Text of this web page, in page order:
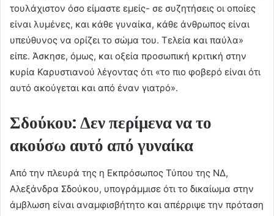
τουλάχιστον όσο είμαστε εμείς- σε συζητήσεις οι οποίες
είναι λυμένες, και κάθε γυναίκα, κάθε άνθρωπος είναι
υπεύθυνος να ορίζει το σώμα του. Τελεία και παύλα»
είπε. Άσκησε, όμως, και οξεία προσωπική κριτική στην
κυρία Καρυστιανού λέγοντας ότι «το πιο φοβερό είναι ότι
αυτό ακούγεται και από έναν γιατρό».
Σδούκου: Δεν περίμενα να το
ακούσω αυτό από γυναίκα
Από την πλευρά της η Εκπρόσωπος Τύπου της ΝΔ,
Αλεξάνδρα Σδούκου, υπογράμμισε ότι το δικαίωμα στην
άμβλωση είναι αναμφισβήτητο και απέρριψε την πρόταση